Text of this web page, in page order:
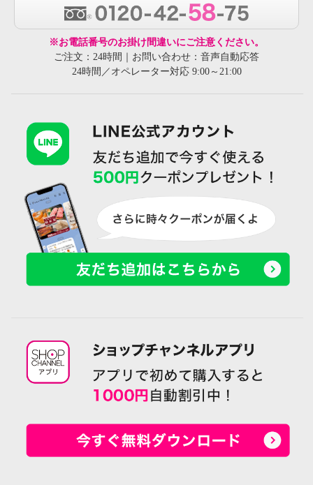
※お電話番号のお掛け間違いにご注意ください。
ご注文：24時間｜お問い合わせ：音声自動応答
24時間／オペレーター対応 9:00～21:00